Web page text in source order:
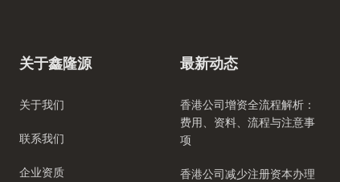
关于鑫隆源
关于我们
联系我们
企业资质
最新动态
香港公司增资全流程解析：
费用、资料、流程与注意事
项
香港公司减少注册资本办理